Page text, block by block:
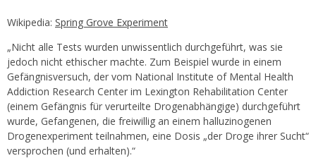
Wikipedia: Spring Grove Experiment
„Nicht alle Tests wurden unwissentlich durchgeführt, was sie
jedoch nicht ethischer machte. Zum Beispiel wurde in einem
Gefängnisversuch, der vom National Institute of Mental Health
Addiction Research Center im Lexington Rehabilitation Center
(einem Gefängnis für verurteilte Drogenabhängige) durchgeführt
wurde, Gefangenen, die freiwillig an einem halluzinogenen
Drogenexperiment teilnahmen, eine Dosis „der Droge ihrer Sucht“
versprochen (und erhalten).“